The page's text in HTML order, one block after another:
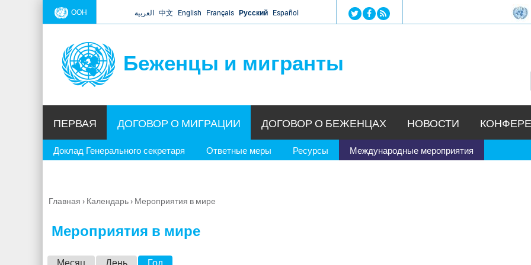
Jump to navigation
ООН العربية 中文 English Français Русский Español
Беженцы и мигранты
ПЕРВАЯ ДОГОВОР О МИГРАЦИИ
Доклад Генерального секретаря Ответные меры Ресурсы Международные мероприятия
ДОГОВОР О БЕЖЕНЦАХ НОВОСТИ
Вы
Главная › Календарь› Мероприятия в мире
Мероприятия в мире